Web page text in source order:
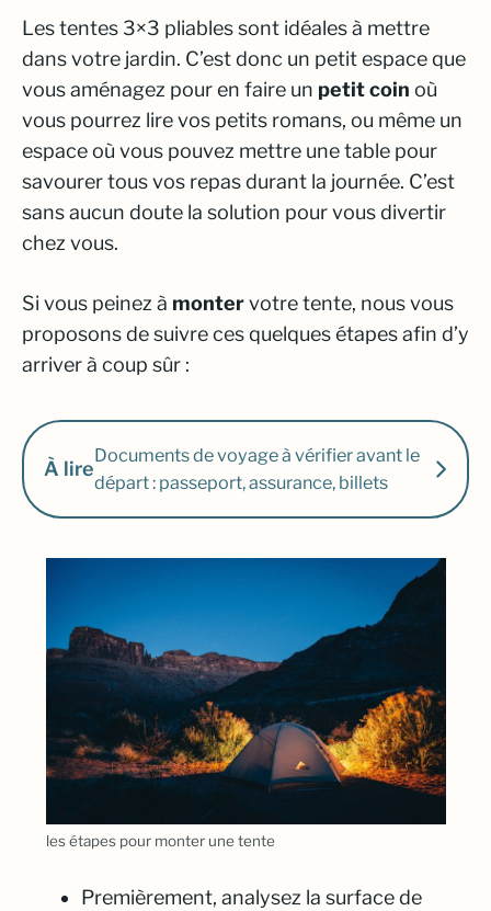
Les tentes 3×3 pliables sont idéales à mettre
dans votre jardin. C’est donc un petit espace que
vous aménagez pour en faire un petit coin où
vous pourrez lire vos petits romans, ou même un
espace où vous pouvez mettre une table pour
savourer tous vos repas durant la journée. C’est
sans aucun doute la solution pour vous divertir
chez vous.
Si vous peinez à montervotre tente, nous vous
proposons de suivre ces quelques étapes afin d’y
arriver à coup sûr :
À lire
Documents de voyage à vérifier avant le
départ : passeport, assurance, billets
les étapes pour monter une tente
Premièrement, analysez la surface de